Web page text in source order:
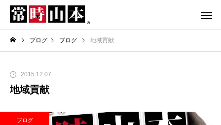
ブログ ブログ 地域貢献
2015.12.07
地域貢献
ブログ